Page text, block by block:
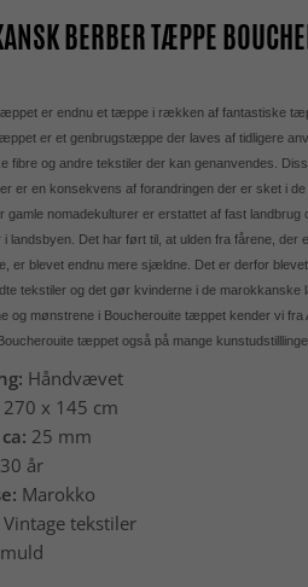
BERBER TÆPPE
er endnu et tæppe i rækken af fantastiske
er et genbrugstæppe der laves af tidligere
fibre og andre tekstiler der kan genanvendes.
er en konsekvens af forandringen der er sket i
gamle nomadekulturer er erstattet af fast landbrug
landsbyen. Det har ført til, at ulden fra fårene, der
er blevet endnu mere sjældne. Det er derfor
tekstiler og det gør kvinderne i de marokkanske
og mønstrene i Boucherouite tæppet kender vi
tæppet også på mange
Håndvævet
270 x 145 cm
25 mm
år
Marokko
tekstiler